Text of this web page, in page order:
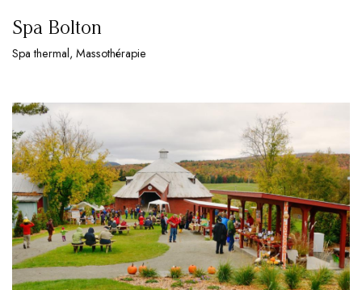
Spa Bolton
Spa thermal, Massothérapie